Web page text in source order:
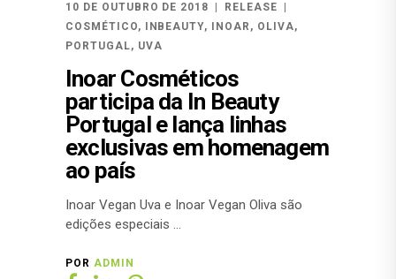
10 DE OUTUBRO DE 2018
RELEASE
COSMÉTICO, INBEAUTY, INOAR , OLIVA,
PORTUGAL, UVA
Inoar Cosméticos
participa da In Beauty
Portugal e lança linhas
exclusivas em homenagem
ao país
Inoar Vegan Uva e Inoar Vegan Oliva são
edições especiais
POR ADMIN